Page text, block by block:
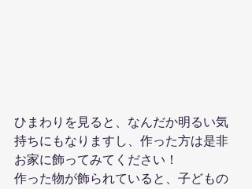
ひまわりを見ると、なんだか明るい気
持ちにもなりますし、作った方は是非
お家に飾ってみてください！
作った物が飾られていると、子どもの